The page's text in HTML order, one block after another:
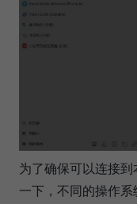
为了确保可以连接
一下，不同的操作